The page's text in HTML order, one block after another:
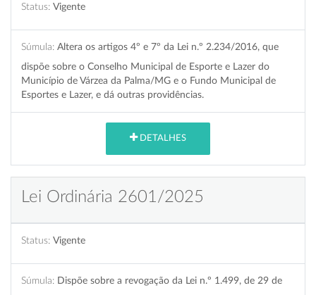
Status: Vigente
Súmula: Altera os artigos 4º e 7º da Lei n.º 2.234/2016, que
dispõe sobre o Conselho Municipal de Esporte e Lazer do
Município de Várzea da Palma/MG e o Fundo Municipal de
Esportes e Lazer, e dá outras providências.
DETALHES
Lei Ordinária 2601/2025
Status: Vigente
Súmula: Dispõe sobre a revogação da Lei n.º 1.499, de 29 de